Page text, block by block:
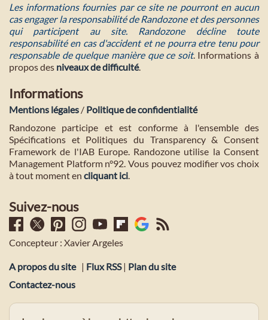
Les informations fournies par ce site ne pourront en aucun
cas engager la responsabilité de Randozone et des personnes
qui participent au site. Randozone décline toute
responsabilité en cas d'accident et ne pourra etre tenu pour
responsable de quelque manière que ce soit. Informations à
propos des niveaux de difficulté.
Informations
Mentions légales / Politique de confidentialité
Randozone participe et est conforme à l'ensemble des
Spécifications et Politiques du Transparency & Consent
Framework de l'IAB Europe. Randozone utilise la Consent
Management Platform n°92. Vous pouvez modifier vos choix
à tout moment en cliquant ici
Suivez-nous
Concepteur : Xavier Argeles
A propos du site | Flux RSS| Plan du site
Contactez-nous